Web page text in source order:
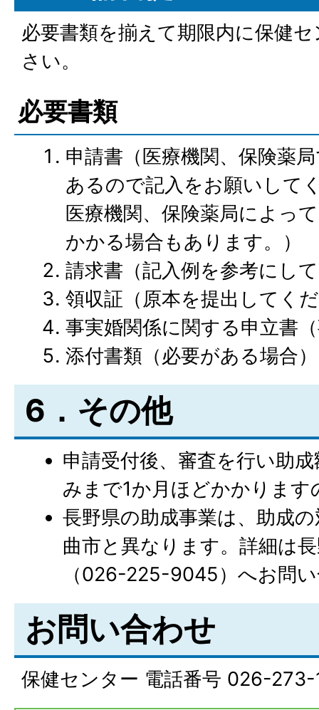
必要書類を揃えて期限内に保健
さい。
必要書類
申請書（医療機関、保険薬
あるので記入をお願いして
医療機関、保険薬局によっ
かかる場合もあります。）
請求書（記入例を参考にし
領収証（原本を提出してく
事実婚関係に関する申立書
添付書類（必要がある場合）
6．その他
申請受付後、審査を行い助
みまで1か月ほどかかりま
長野県の助成事業は、助成
曲市と異なります。詳細は
（026-225-9045）へお問
お問い合わせ
保健センター 電話番号 026-273-